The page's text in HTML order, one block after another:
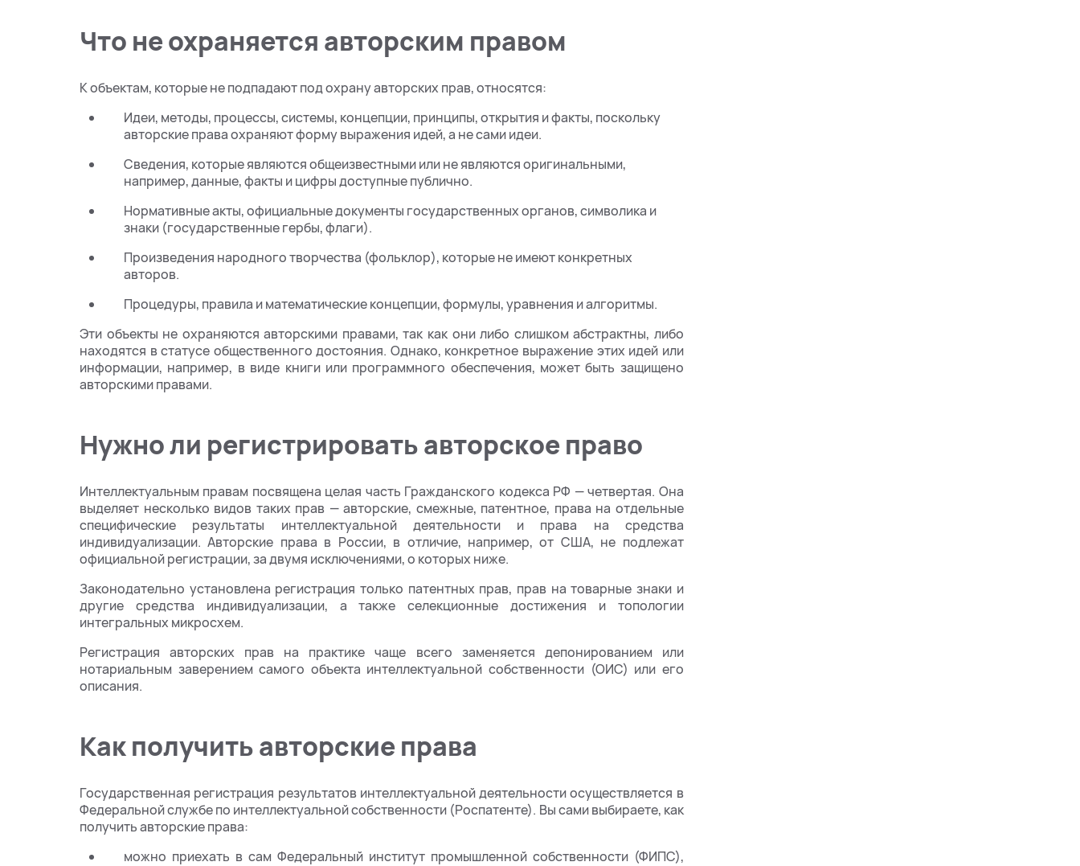
Что не охраняется авторским правом
К объектам, которые не подпадают под охрану авторских прав, относятся:
Идеи, методы, процессы, системы, концепции, принципы, открытия и факты, поскольку
авторские права охраняют форму выражения идей, а не сами идеи.
Сведения, которые являются общеизвестными или не являются оригинальными,
например, данные, факты и цифры доступные публично.
Нормативные акты, официальные документы государственных органов, символика и
знаки (государственные гербы, флаги).
Произведения народного творчества (фольклор), которые не имеют конкретных
авторов.
Процедуры, правила и математические концепции, формулы, уравнения и алгоритмы.
Эти объекты не охраняются авторскими правами, так как они либо слишком абстрактны, либо
находятся в статусе общественного достояния. Однако, конкретное выражение этих идей или
информации, например, в виде книги или программного обеспечения, может быть защищено
авторскими правами.
Нужно ли регистрировать авторское право
Интеллектуальным правам посвящена целая часть Гражданского кодекса РФ — четвертая. Она
выделяет несколько видов таких прав — авторские, смежные, патентное, права на отдельные
специфические результаты интеллектуальной деятельности и права на средства
индивидуализации. Авторские права в России, в отличие, например, от США, не подлежат
официальной регистрации, за двумя исключениями, о которых ниже.
Законодательно установлена регистрация только патентных прав, прав на товарные знаки и
другие средства индивидуализации, а также селекционные достижения и топологии
интегральных микросхем.
Регистрация авторских прав на практике чаще всего заменяется депонированием или
нотариальным заверением самого объекта интеллектуальной собственности (ОИС) или его
описания.
Как получить авторские права
Государственная регистрация результатов интеллектуальной деятельности осуществляется в
Федеральной службе по интеллектуальной собственности (Роспатенте). Вы сами выбираете, как
получить авторские права:
можно приехать в сам Федеральный институт промышленной собственности (ФИПС),